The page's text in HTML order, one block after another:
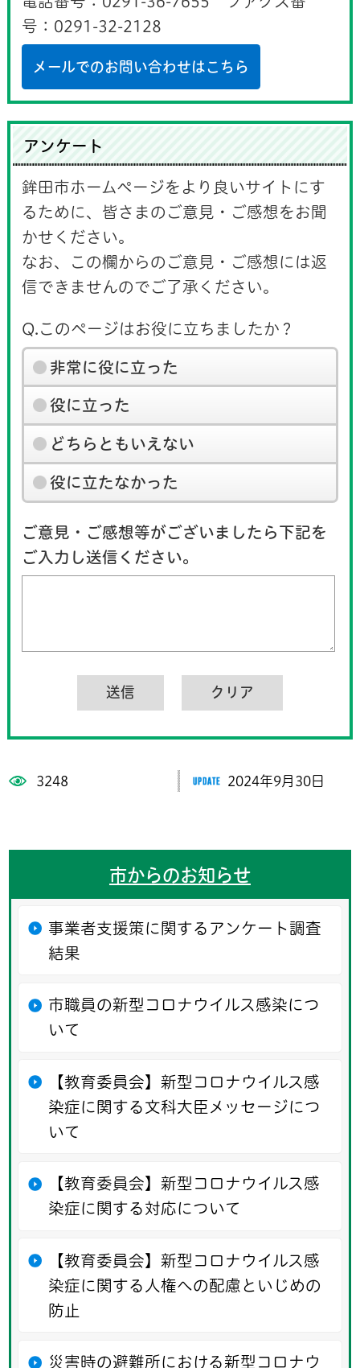
号：0291-32-2128
メールでのお問い合わせはこちら
アンケート
鉾田市ホームページをより良いサイトにす
るために、皆さまのご意見・ご感想をお聞
かせください。
なお、この欄からのご意見・ご感想には返
信できませんのでご了承ください。
Q.このページはお役に立ちましたか？
非常に役に立った
役に立った
どちらともいえない
役に立たなかった
ご意見・ご感想等がございましたら下記を
ご入力し送信ください。
3248 2024年9月30日
市からのお知らせ
事業者支援策に関するアンケート調査
結果
市職員の新型コロナウイルス感染につ
いて
【教育委員会】新型コロナウイルス感
染症に関する文科大臣メッセージにつ
いて
【教育委員会】新型コロナウイルス感
染症に関する対応について
【教育委員会】新型コロナウイルス感
染症に関する人権への配慮といじめの
防止
災害時の避難所における新型コロナウ